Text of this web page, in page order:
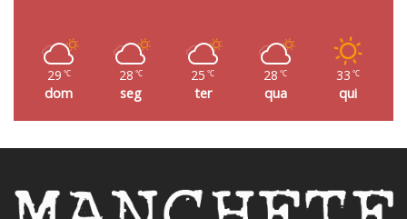
29 ℃
dom
28 ℃
seg
25 ℃
ter
28 ℃
qua
33 ℃
qui